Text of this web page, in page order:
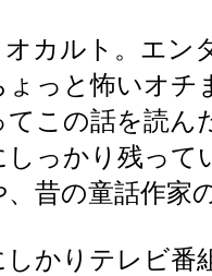
オカルト。エン
ょっと怖いオチ
てこの話を読ん
しっかり残って
、昔の童話作家
しかりテレビ番